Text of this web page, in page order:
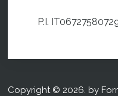
P.I.
Copyright © 2026. by